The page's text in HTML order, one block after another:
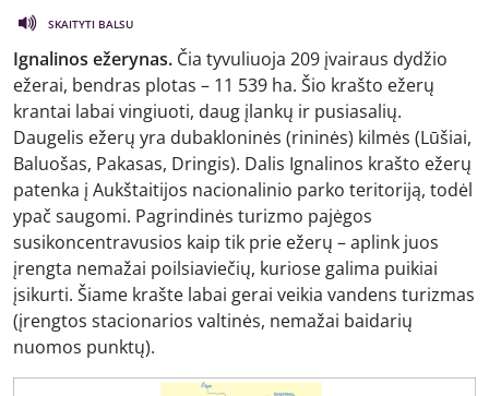
SKAITYTI BALSU
Ignalinos ežerynas. Čia tyvuliuoja 209 įvairaus dydžio
ežerai, bendras plotas – 11 539 ha. Šio krašto ežerų
krantai labai vingiuoti, daug įlankų ir pusiasalių.
Daugelis ežerų yra dubakloninės (rininės) kilmės (Lūšiai,
Baluošas, Pakasas, Dringis). Dalis Ignalinos krašto ežerų
patenka į Aukštaitijos nacionalinio parko teritoriją, todėl
ypač saugomi. Pagrindinės turizmo pajėgos
susikoncentravusios kaip tik prie ežerų – aplink juos
įrengta nemažai poilsiaviečių, kuriose galima puikiai
įsikurti. Šiame krašte labai gerai veikia vandens turizmas
(įrengtos stacionarios valtinės, nemažai baidarių
nuomos punktų).